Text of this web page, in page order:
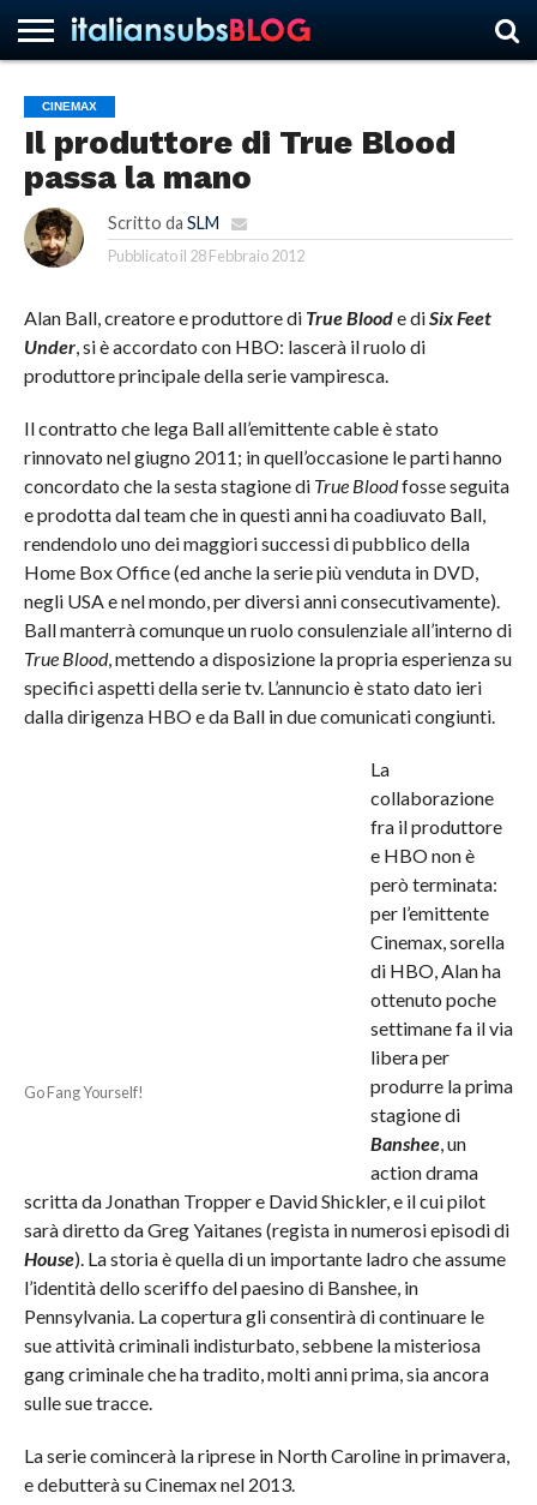
HOME
NEWS
ASCOLTI
RECENSIONI
INTERVISTE
CURIOSITÀ
CHI
SIAMO
CONTATTACI
FORUM
ITALIANSUBS
CINEMAX
Il produttore di True Blood
passa la mano
Scritto da SLM
Pubblicato il 28 Febbraio 2012
Alan Ball, creatore e produttore di True Bloode diSix Feet
Under, si è accordato con HBO: lascerà il ruolo di
produttore principale della serie vampiresca.
Il contratto che lega Ball all’emittente cable è stato
rinnovato nel giugno 2011; in quell’occasione le parti hanno
concordato che la sesta stagione di True Bloodfosse seguita
e prodotta dal team che in questi anni ha coadiuvato Ball,
rendendolo uno dei maggiori successi di pubblico della
Home Box Office (ed anche la serie più venduta in DVD,
negli USA e nel mondo, per diversi anni consecutivamente).
Ball manterrà comunque un ruolo consulenziale all’interno di
True Blood, mettendo a disposizione la propria esperienza su
specifici aspetti della serie tv. L’annuncio è stato dato ieri
dalla dirigenza HBO e da Ball in due comunicati congiunti.
Go Fang Yourself!
La
collaborazione
fra il produttore
e HBO non è
però terminata:
per l’emittente
Cinemax, sorella
di HBO, Alan ha
ottenuto poche
settimane fa il via
libera per
produrre la prima
stagione di
Banshee, un
action drama
scritta da Jonathan Tropper e David Shickler, e il cui pilot
sarà diretto da Greg Yaitanes (regista in numerosi episodi di
House). La storia è quella di un importante ladro che assume
l’identità dello sceriffo del paesino di Banshee, in
Pennsylvania. La copertura gli consentirà di continuare le
sue attività criminali indisturbato, sebbene la misteriosa
gang criminale che ha tradito, molti anni prima, sia ancora
sulle sue tracce.
La serie comincerà la riprese in North Caroline in primavera,
e debutterà su Cinemax nel 2013.